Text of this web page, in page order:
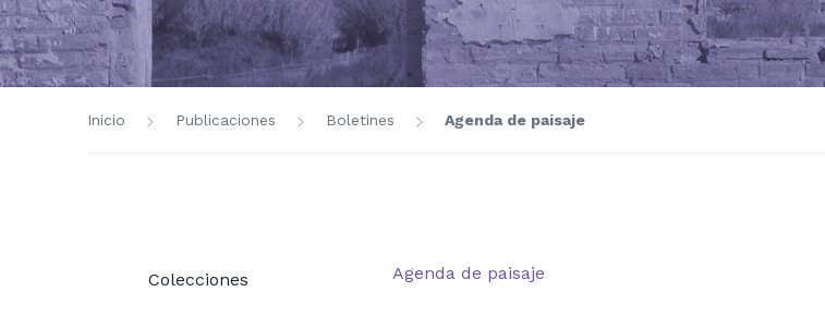
Inicio Publicaciones Boletines Agenda de paisaje
Colecciones Agenda de paisaje